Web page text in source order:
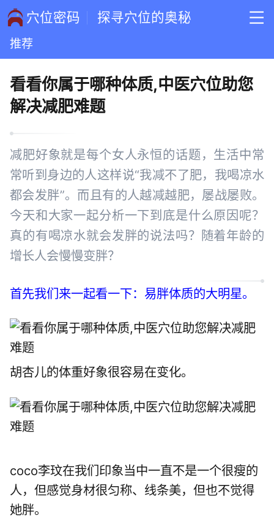
穴位密码 探寻穴位的奥秘
推荐
看看你属于哪种体质,中医穴位助您
解决减肥难题
减肥好象就是每个女人永恒的话题，生活中常
常听到身边的人这样说“我减不了肥，我喝凉水
都会发胖”。而且有的人越减越肥，屡战屡败。
今天和大家一起分析一下到底是什么原因呢？
真的有喝凉水就会发胖的说法吗？随着年龄的
增长人会慢慢变胖？
首先我们来一起看一下：易胖体质的大明星。
胡杏儿的体重好象很容易在变化。
coco李玟在我们印象当中一直不是一个很瘦的
人，但感觉身材很匀称、线条美，但也不觉得
她胖。